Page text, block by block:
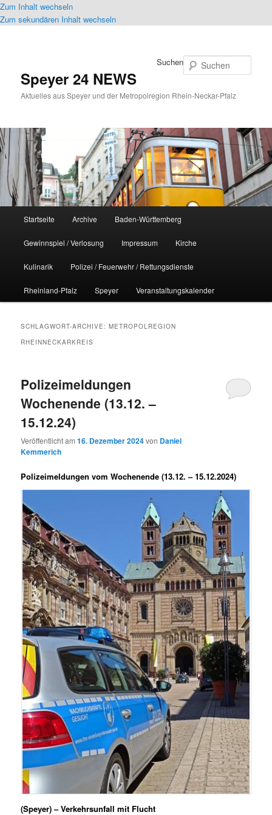
Zum Inhalt wechseln
Zum sekundären Inhalt wechseln
Speyer 24 NEWS
Aktuelles aus Speyer und der Metropolregion Rhein-Neckar-Pfalz
Suchen
Startseite Archive Baden-Württemberg
Gewinnspiel / Verlosung Impressum Kirche
Kulinarik Polizei / Feuerwehr / Rettungsdienste
Rheinland-Pfalz Speyer Veranstaltungskalender
SCHLAGWORT-ARCHIVE:METROPOLREGION
RHEINNECKARKREIS
Polizeimeldungen
Wochenende (13.12. –
15.12.24)
Veröffentlicht am16. Dezember 2024von Daniel
Kemmerich
Polizeimeldungen vom Wochenende (13.12. – 15.12.2024)
(Speyer) – Verkehrsunfall mit Flucht